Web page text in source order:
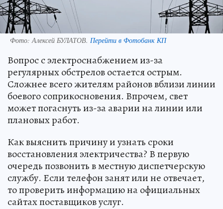
Фото: Алексей БУЛАТОВ. Перейти в Фотобанк КП
Вопрос с электроснабжением из-за
регулярных обстрелов остается острым.
Сложнее всего жителям районов вблизи линии
боевого соприкосновения. Впрочем, свет
может погаснуть из-за аварии на линии или
плановых работ.
Как выяснить причину и узнать сроки
восстановления электричества? В первую
очередь позвонить в местную диспетчерскую
службу. Если телефон занят или не отвечает,
то проверить информацию на официальных
сайтах поставщиков услуг.